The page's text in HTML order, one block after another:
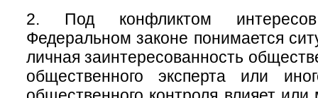
2. Под конфликтом
Федеральном законе понимается
личная заинтересованность
общественного эксперта или